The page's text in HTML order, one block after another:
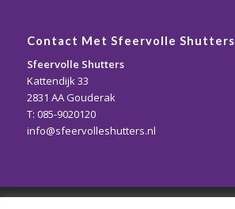
Contact Met Sfeervolle Shutters
Sfeervolle Shutters
Kattendijk 33
2831 AA Gouderak
T: 085-9020120
info@sfeervolleshutters.nl